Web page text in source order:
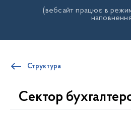
(вебсайт працює в
Структура
Сектор